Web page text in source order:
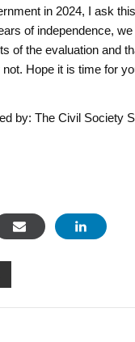
in 2024, I ask
of independence,
of the evaluation and
Hope it is time for
by: The Civil Society